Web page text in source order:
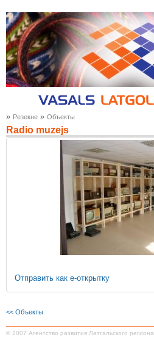
» Резекне » Oбъекты
Radio muzejs
Отправить как е-открытку
<< Oбъекты
© 2007 Агентство развития Латгальского региона